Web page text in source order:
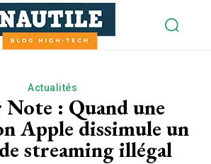
Actualités
: Quand une
Apple dissimule un
streaming illégal